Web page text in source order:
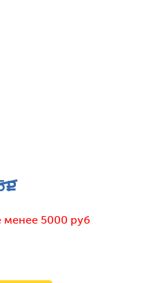
c
менее 5000 руб